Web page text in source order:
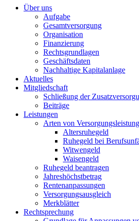
Über uns
Aufgabe
Gesamtversorgung
Organisation
Finanzierung
Rechtsgrundlagen
Geschäftsdaten
Nachhaltige Kapitalanlage
Aktuelles
Mitgliedschaft
Schließung der
Beiträge
Leistungen
Arten von
Altersruhegeld
Ruhegeld bei
Witwengeld
Waisengeld
Ruhegeld beantragen
Jahreshöchstbetrag
Rentenanpassungen
Versorgungsausgleich
Merkblätter
Rechtsprechung